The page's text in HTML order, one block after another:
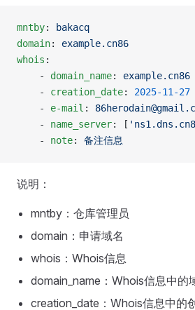
mntby:
bakacq
domain: example.cn86
whois :
    -
domain_name: example.cn86
    -
creation_date: 2025-11-27
    -
e-mail :
    -
name_server: [
    -
note: 备注信息
说明：
mntby：仓库管理员
domain：申请域名
whois：Whois信息
domain_name：Whois信息中的
creation_date：Whois信息中的